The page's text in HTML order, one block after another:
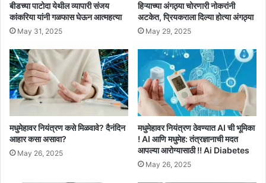
बीडच्या पाटोदा येथील व्यापारी संजय
कांकरिया यांनी गळफास घेऊन आत्महत्या
May 31, 2025
हिऱ्याच्या अंगठ्या चोरणारी नोकरांनी
अटकेत, प्रियकराला दिल्या होत्या अंगठ्या
May 29, 2025
मधुमेहावर नियंत्रण कसे मिळवावे? दैनंदिन
आहार कसा असावा?
May 26, 2025
मधुमेहावर नियंत्रण ठेवण्यात AI ची भूमिका
! AI आणि मधुमेह: तंत्रज्ञानाची मदत
आपल्या आरोग्यासाठी !! Ai Diabetes
May 26, 2025